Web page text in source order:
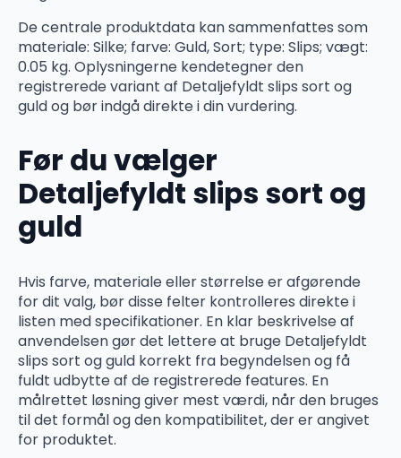
De centrale produktdata kan sammenfattes som
materiale: Silke; farve: Guld, Sort; type: Slips; vægt:
0.05 kg. Oplysningerne kendetegner den
registrerede variant af Detaljefyldt slips sort og
guld og bør indgå direkte i din vurdering.
Før du vælger
Detaljefyldt slips sort og
guld
Hvis farve, materiale eller størrelse er afgørende
for dit valg, bør disse felter kontrolleres direkte i
listen med specifikationer. En klar beskrivelse af
anvendelsen gør det lettere at bruge Detaljefyldt
slips sort og guld korrekt fra begyndelsen og få
fuldt udbytte af de registrerede features. En
målrettet løsning giver mest værdi, når den bruges
til det formål og den kompatibilitet, der er angivet
for produktet.